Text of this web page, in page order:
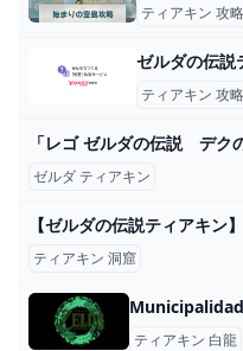
ティアキン 攻略
ティアキン 攻略
ゼルダ ティアキン
ティアキン 洞窟
ティアキン 白龍